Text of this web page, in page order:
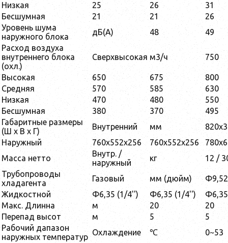
Низкая
25 26
31
Бесшумная
21 21
26
Уровень шума
наружного блока
дБ(A) 48
49
Расход воздуха
внутреннего блока
(охл.)
Сверхвысокая м3/ч 750
Высокая 650 675
800
Средняя
570 585
630
Низкая
470 480
550
Бесшумная
380 370
495
Габаритные размеры
(Ш х В х Г)
Внутренний мм
Наружный
760x552x256 760x552x256
Масса нетто
Внутр. /
наружный
кг
12 /
Трубопроводы
хладагента
Газовый мм (дюйм)
Жидкостной
Φ6,35 (1/4'') Φ6,35 (1/4'')
Макс. Длинна
м 20
20
Перепад высот
м 5
5
Рабочий дапазон
наружных температур Охлаждение ℃
0~53